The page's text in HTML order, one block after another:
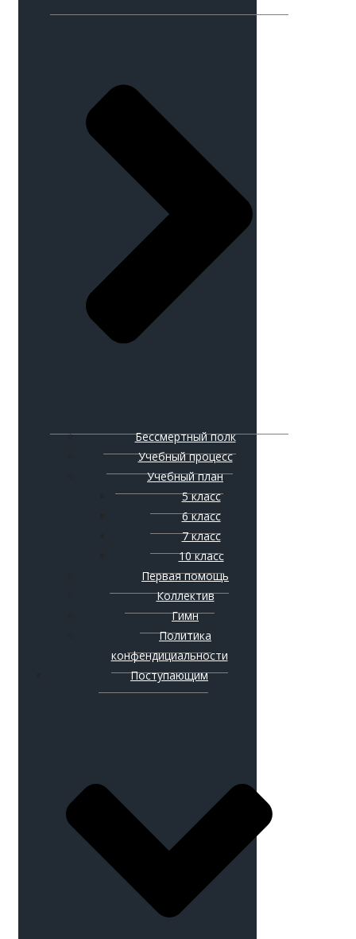
Бессмертный полк
Учебный процесс
Учебный план
5 класс
6 класс
7 класс
10 класс
Первая помощь
Коллектив
Гимн
Политика
конфендициальности
Поступающим